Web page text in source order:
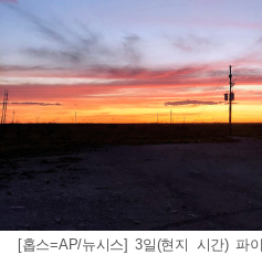
[홉스=AP/뉴시스] 3일(현지 시간) 파